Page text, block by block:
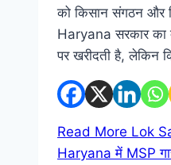
को किसान संगठन और
Haryana सरकार का
पर खरीदती है, लेकिन
Read More Lok
Haryana में MSP